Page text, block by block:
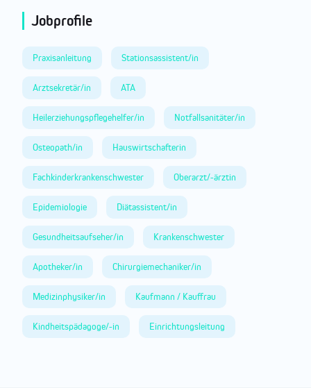
Jobprofile
Praxisanleitung Stationsassistent/in
Arztsekretär/in ATA
Heilerziehungspflegehelfer/in Notfallsanitäter/in
Osteopath/in Hauswirtschafterin
Fachkinderkrankenschwester Oberarzt/-ärztin
Epidemiologie Diätassistent/in
Gesundheitsaufseher/in Krankenschwester
Apotheker/in Chirurgiemechaniker/in
Medizinphysiker/in Kaufmann / Kauffrau
Kindheitspädagoge/-in Einrichtungsleitung